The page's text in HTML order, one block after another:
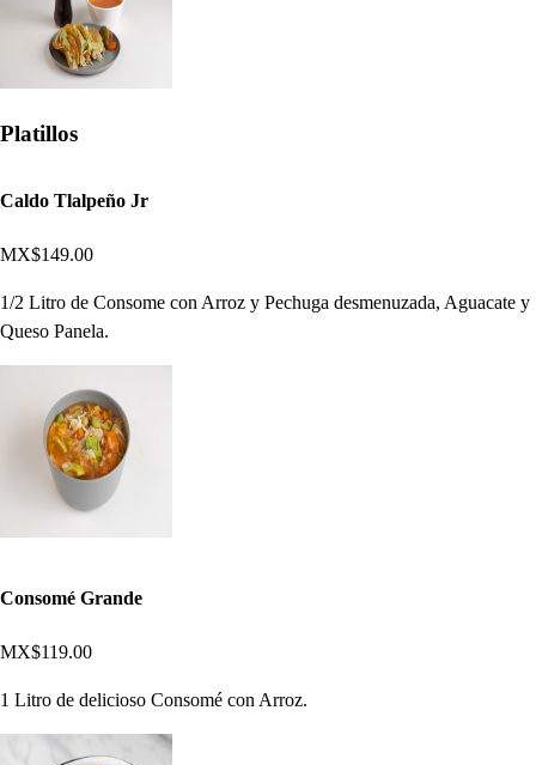
Platillos
Caldo Tlalpeño Jr
MX$149.00
1/2 Litro de Consome con Arroz y Pechuga desmenuzada, Aguacate y
Queso Panela.
Consomé Grande
MX$119.00
1 Litro de delicioso Consomé con Arroz.